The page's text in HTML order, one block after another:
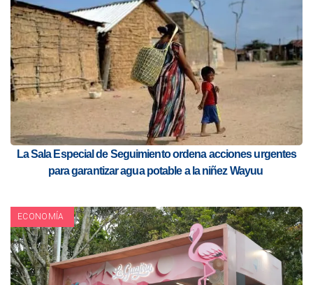
La Sala Especial de Seguimiento ordena acciones urgentes
para garantizar agua potable a la niñez Wayuu
ECONOMÍA